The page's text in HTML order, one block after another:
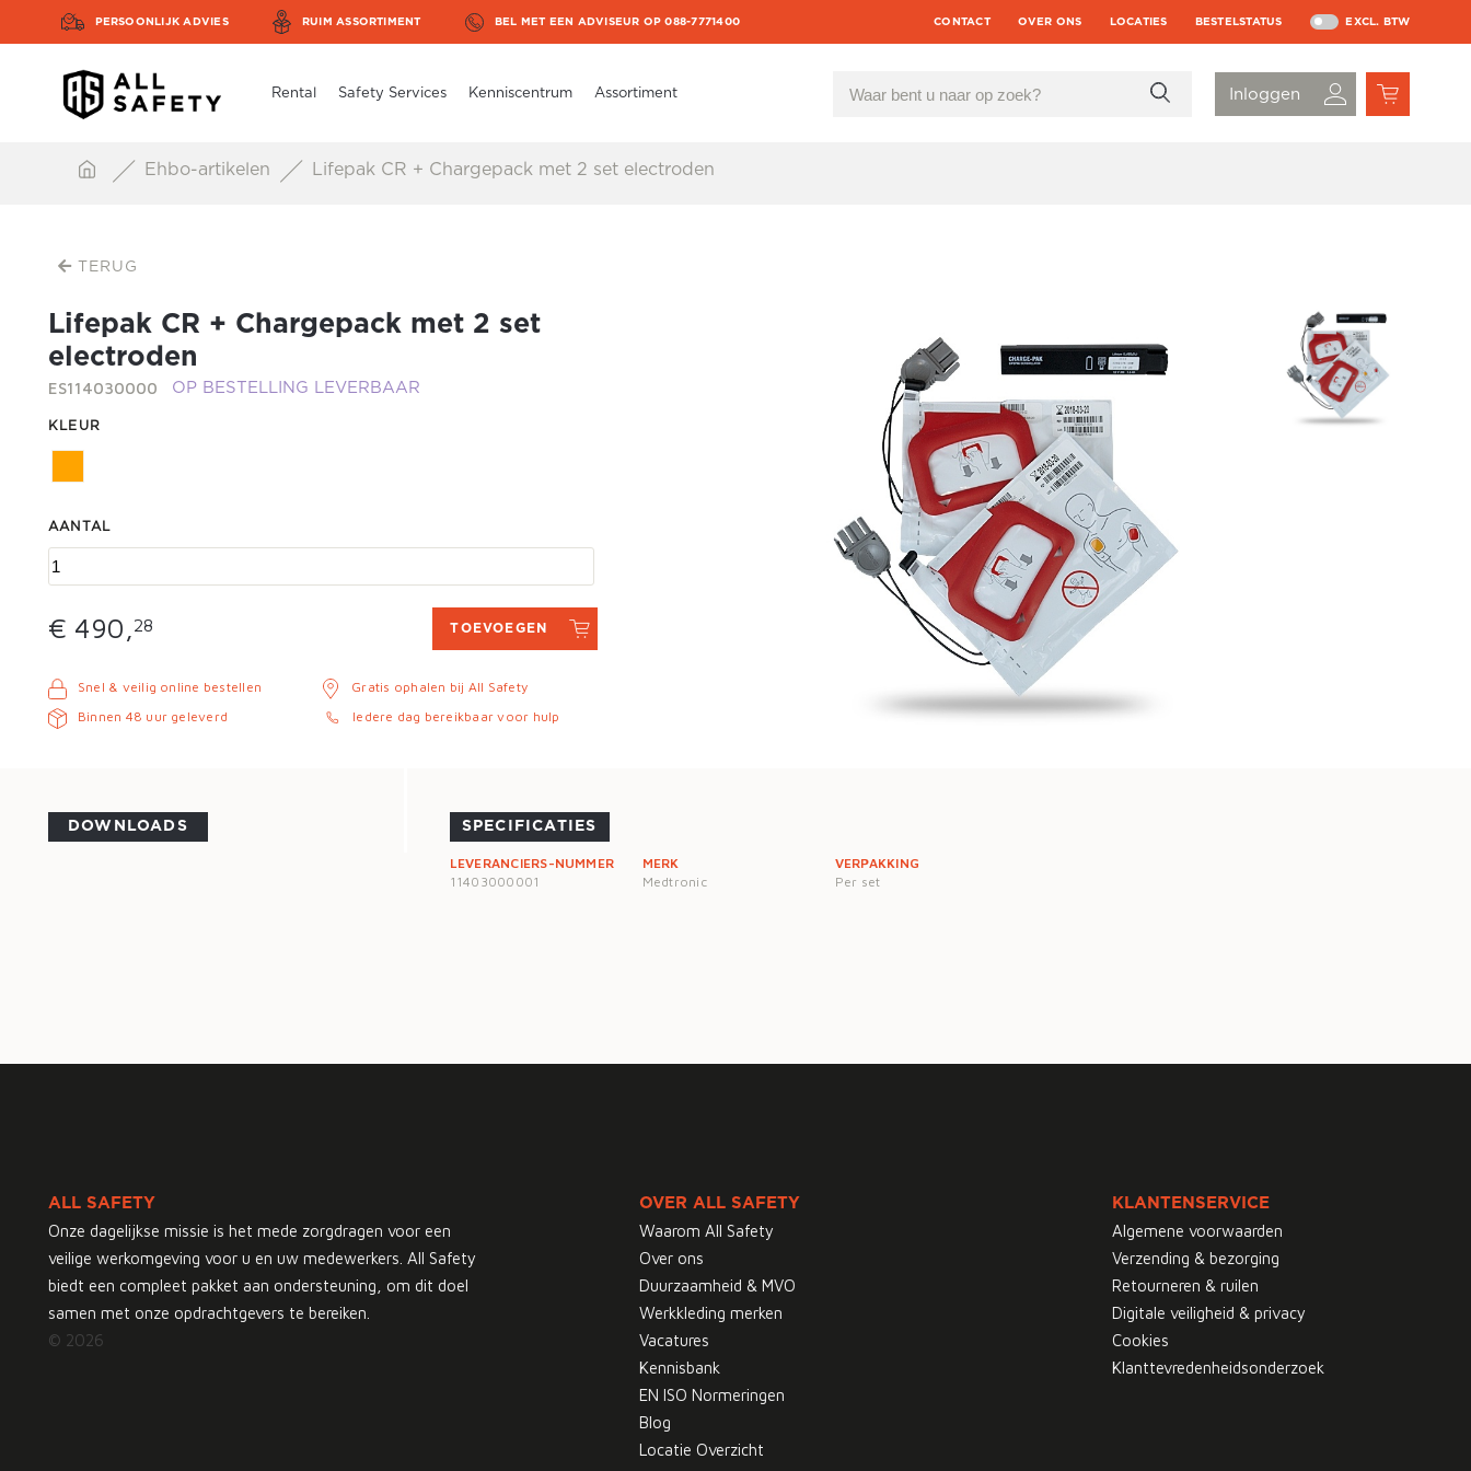
PERSOONLIJK ADVIES RUIM ASSORTIMENT BEL MET EEN ADVISEUR OP 088-7771400 CONTACT OVER ONS LOCATIES BESTELSTATUS EXCL. BTW
Rental Safety Services Kenniscentrum Assortiment
Ehbo-artikelen Lifepak CR + Chargepack met 2 set electroden
TERUG
Lifepak CR + Chargepack met 2 set
electroden
ES114030000 OP BESTELLING LEVERBAAR
KLEUR
AANTAL
€ 490,28 TOEVOEGEN
Snel & veilig online bestellen
Binnen 48 uur geleverd
Gratis ophalen bij All Safety
Iedere dag bereikbaar voor hulp
DOWNLOADS SPECIFICATIES
LEVERANCIERS-NUMMER
11403000001
MERK
Medtronic
VERPAKKING
Per set
ALL SAFETY
Onze dagelijkse missie is het mede zorgdragen voor een
veilige werkomgeving voor u en uw medewerkers. All Safety
biedt een compleet pakket aan ondersteuning, om dit doel
samen met onze opdrachtgevers te bereiken.
© 2026
OVER ALL SAFETY
Waarom All Safety
Over ons
Duurzaamheid & MVO
Werkkleding merken
Vacatures
Kennisbank
EN ISO Normeringen
Blog
Locatie Overzicht
KLANTENSERVICE
Algemene voorwaarden
Verzending & bezorging
Retourneren & ruilen
Digitale veiligheid & privacy
Cookies
Klanttevredenheidsonderzoek